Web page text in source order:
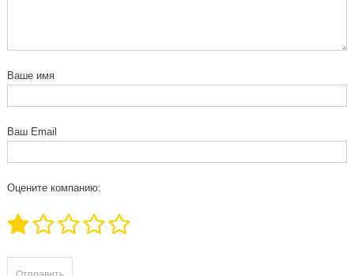
Ваше имя
Ваш Email
Оцените компанию: